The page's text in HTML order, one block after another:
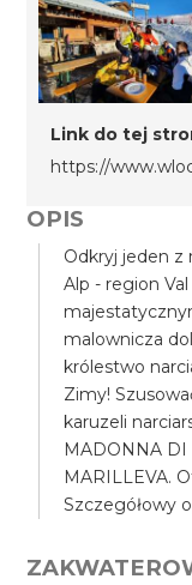
Link do tej
https://
OPIS
Odkryj jeden z
Alp - region
malownicza
królestwo
Zimy!
karuzeli
MADONNA DI
MARILLEVA.
Szczegółowy